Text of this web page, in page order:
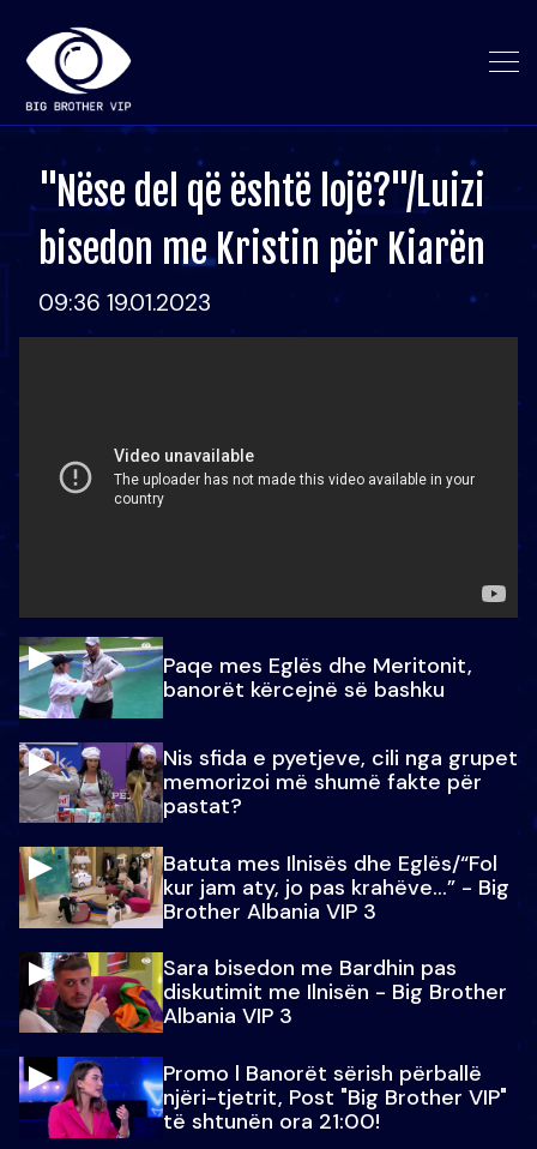
"Nëse del që është lojë?"/Luizi
bisedon me Kristin për Kiarën
09:36 19.01.2023
Paqe mes Eglës dhe Meritonit,
banorët kërcejnë së bashku
Nis sfida e pyetjeve, cili nga grupet
memorizoi më shumë fakte për
pastat?
Batuta mes Ilnisës dhe Eglës/“Fol
kur jam aty, jo pas krahëve…” - Big
Brother Albania VIP 3
Sara bisedon me Bardhin pas
diskutimit me Ilnisën - Big Brother
Albania VIP 3
Promo l Banorët sërish përballë
njëri-tjetrit, Post "Big Brother VIP"
të shtunën ora 21:00!